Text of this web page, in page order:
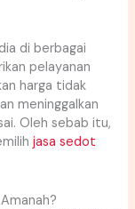
di berbagai
pelayanan
harga tidak
meninggalkan
Oleh sebab itu,
jasa sedot